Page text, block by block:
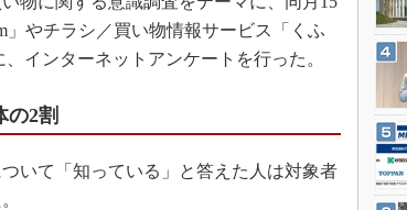
産業オープンネット展
3Dプリンタ
デジタルツインとCAE
製造業ビッグデータ
」やチラシ／買い物情報サービス「くふ
インターネットアンケートを行った。
の2割
いて「知っている」と答えた人は対象者